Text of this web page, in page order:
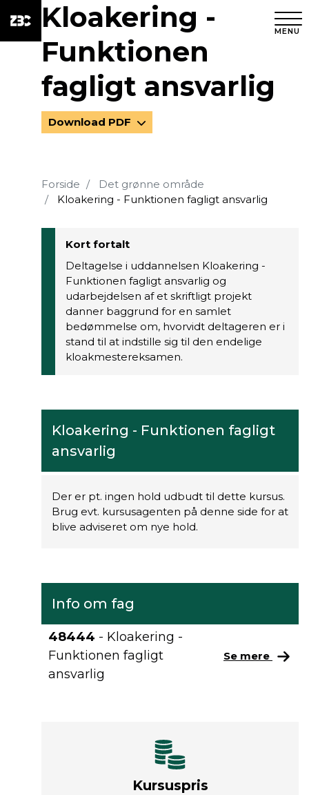
MENU
Kloakering -
Funktionen
fagligt ansvarlig
Download PDF
Forside
Det grønne område
Kloakering - Funktionen fagligt ansvarlig
Kort fortalt
Deltagelse i uddannelsen Kloakering -
Funktionen fagligt ansvarlig og
udarbejdelsen af et skriftligt projekt
danner baggrund for en samlet
bedømmelse om, hvorvidt deltageren er i
stand til at indstille sig til den endelige
kloakmestereksamen.
Kloakering - Funktionen fagligt
ansvarlig
Der er pt. ingen hold udbudt til dette kursus.
Brug evt. kursusagenten på denne side for at
blive adviseret om nye hold.
Info om fag
48444 - Kloakering -
Funktionen fagligt
ansvarlig
Se mere
Kursuspris